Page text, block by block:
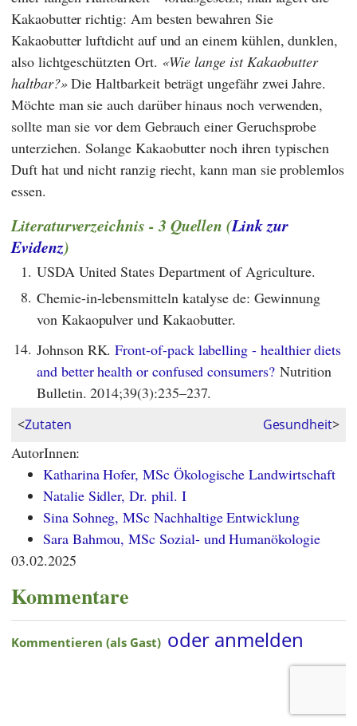
Kakaobutter richtig: Am besten bewahren Sie
Kakaobutter luftdicht auf und an einem kühlen, dunklen,
also lichtgeschützten Ort.
Wie lange ist Kakaobutter
haltbar? Die Haltbarkeit beträgt ungefähr zwei Jahre.
Möchte man sie auch darüber hinaus noch verwenden,
sollte man sie vor dem Gebrauch einer Geruchsprobe
unterziehen. Solange Kakaobutter noch ihren typischen
Duft hat und nicht ranzig riecht, kann man sie problemlos
essen.
Literaturverzeichnis - 3 Quellen (Link zur
Evidenz)
1. USDA United States Department of Agriculture.
8. Chemie-in-lebensmitteln katalyse de: Gewinnung
von Kakaopulver und Kakaobutter.
14. Johnson RK.Front-of-pack labelling - healthier diets
and better health or confused consumers?Nutrition
Bulletin. 2014;39(3):235–237.
<Zutaten Gesundheit>
AutorInnen:
Katharina Hofer, MSc Ökologische Landwirtschaft
Natalie Sidler, Dr. phil. I
Sina Sohneg, MSc Nachhaltige Entwicklung
Sara Bahmou, MSc Sozial- und Humanökologie
03.02.2025
Kommentare